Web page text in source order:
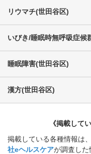
リウマチ(世田谷区)
いびき/睡眠時無呼吸症候
睡眠障害(世田谷区)
漢方(世田谷区)
《掲載して
掲載している各種情報は
社eヘルスケアが調査した